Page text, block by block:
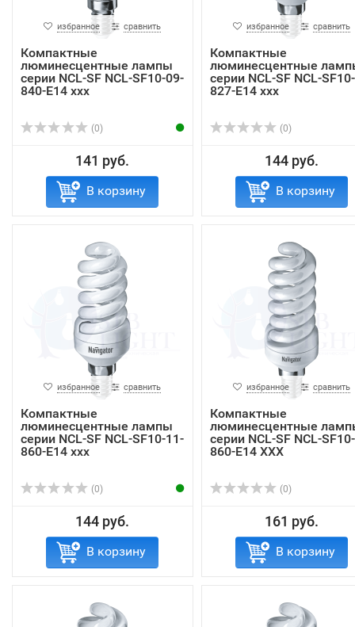
избранное сравнить
Компактные
люминесцентные лампы
серии NCL-SF NCL-SF10-09-
840-E14 xxx
(0)
141 руб.
В корзину
избранное сравнить
Компактные
люминесцентные
серии NCL-SF NCL-
827-E14 xxx
(0)
144 руб.
В корзину
избранное сравнить
Компактные
люминесцентные лампы
серии NCL-SF NCL-SF10-11-
860-E14 xxx
(0)
144 руб.
В корзину
избранное сравнить
Компактные
люминесцентные
серии NCL-SF NCL-
860-E14 XXX
(0)
161 руб.
В корзину